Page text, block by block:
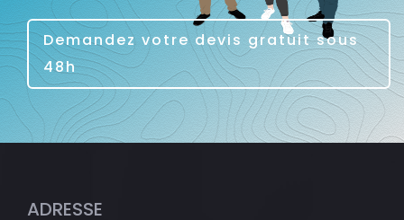
Demandez votre devis gratuit sous
48h
ADRESSE